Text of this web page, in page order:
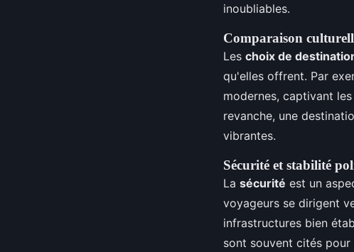
inoubliables.
Comparaison
Les choix de
qu'elles offrent. Par
modernes, captivant
revanche, une
vibrantes.
Sécurité et stabilité
La sécurité est un
voyageurs se dirigent
infrastructures bien
sont souvent cités pour